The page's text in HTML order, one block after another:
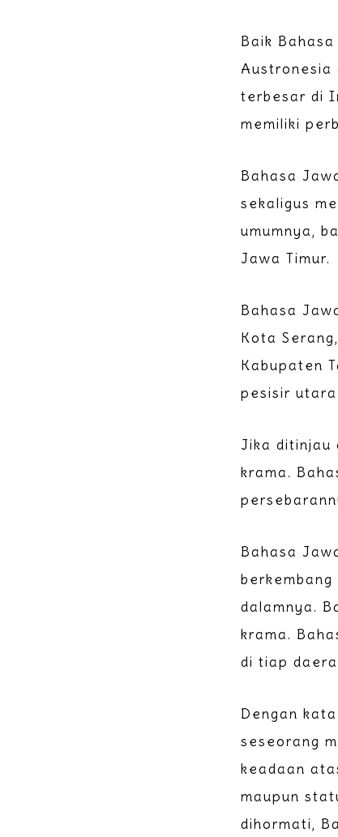
Baik
Austronesia
terbesar di
memiliki
Bahasa
sekaligus
umumnya,
Jawa Timur.
Bahasa
Kota
Kabupaten
pesisir utara
Jika ditinjau
krama.
Bahasa
dalamnya.
krama.
di tiap
Dengan
seseorang
keadaan
maupun
dihormati,